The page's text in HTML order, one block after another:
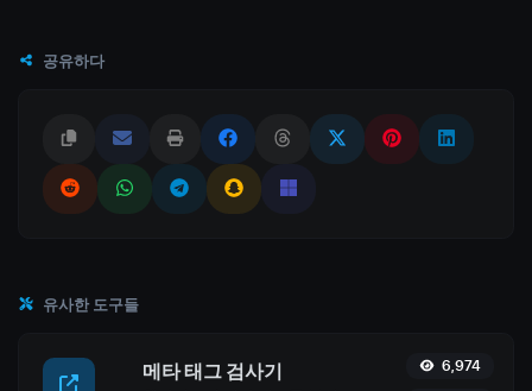
공유하다
유사한 도구들
메타 태그 검사기 6,974